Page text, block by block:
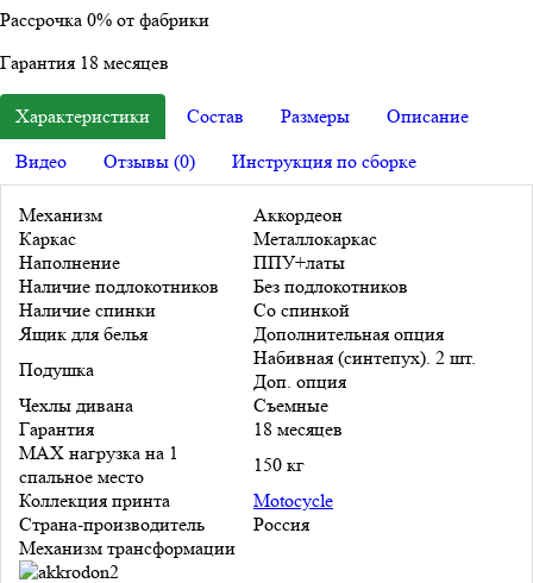
Рассрочка 0% от фабрики
Гарантия 18 месяцев
Характеристики Состав Размеры
Описание
Видео
Отзывы (0) Инструкция по сборке
Механизм
Аккордеон
Каркас
Металлокаркас
Наполнение
ППУ+латы
Наличие подлокотников
Без подлокотников
Наличие спинки
Со спинкой
Ящик для белья
Дополнительная опция
Подушка
Набивная (синтепух). 2 шт.
Доп. опция
Чехлы дивана
Съемные
Гарантия
18 месяцев
MAX нагрузка на 1
спальное место
150 кг
Коллекция принта
Motocycle
Страна-производитель
Россия
Механизм трансформации